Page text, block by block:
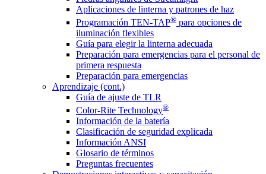
Aplicaciones de linterna y patrones de haz
Programación TEN-TAP® para opciones de
iluminación flexibles
Guía para elegir la linterna adecuada
Preparación para emergencias para el personal de
primera respuesta
Preparación para emergencias
Aprendizaje (cont.)
Guía de ajuste de TLR
Color-Rite Technology®
Información de la batería
Clasificación de seguridad explicada
Información ANSI
Glosario de términos
Preguntas frecuentes